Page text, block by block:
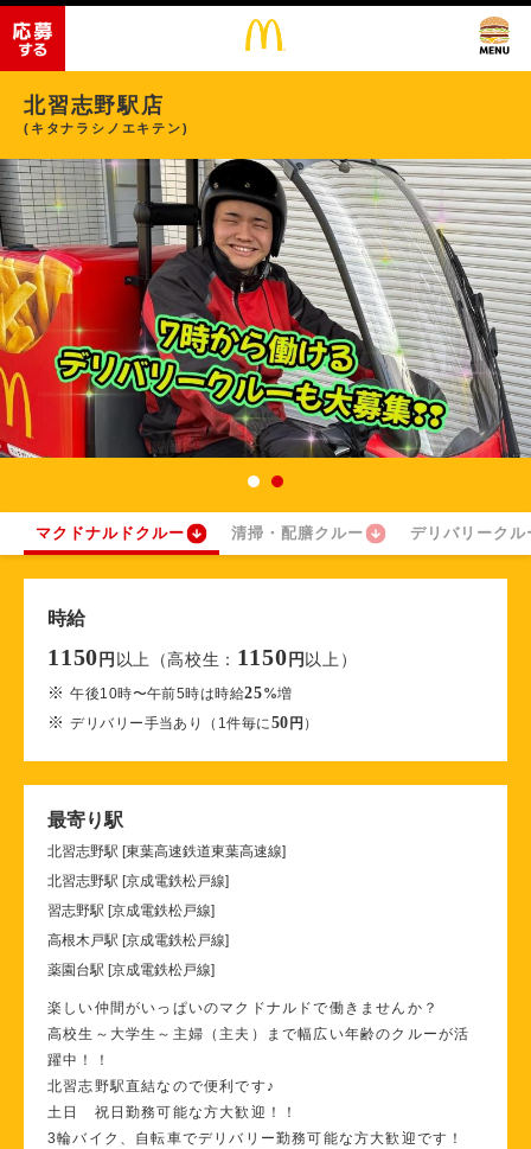
北習志野駅店
(キタナラシノエキテン)
マクドナルドクルー 清掃・配膳クルー デリバリークル
時給
1150 円 以上（高校生： 1150 円 以上）
※午後10時〜午前5時は時給25%増
※デリバリー手当あり（1件毎に50円 ）
最寄り駅
北習志野駅 [東葉高速鉄道東葉高速線]
北習志野駅 [京成電鉄松戸線]
習志野駅 [京成電鉄松戸線]
高根木戸駅 [京成電鉄松戸線]
薬園台駅 [京成電鉄松戸線]
楽しい仲間がいっぱいのマクドナルドで働きませんか？
高校生～大学生～主婦（主夫）まで幅広い年齢のクルーが活
躍中！！
北習志野駅直結なので便利です♪
土日 祝日勤務可能な方大歓迎！！
3輪バイク、自転車でデリバリー勤務可能な方大歓迎です！